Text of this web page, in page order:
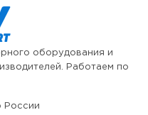
оборудования и
Работаем по
России